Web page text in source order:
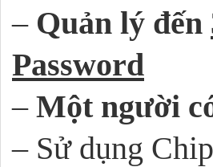
– Quản lý đến
Password
– Một người
– Sử dụng